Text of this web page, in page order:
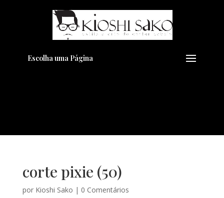
Escolha uma Página
corte pixie (50)
por Kioshi Sako | 0 Comentários
Pensando em transformar seu
Visual??